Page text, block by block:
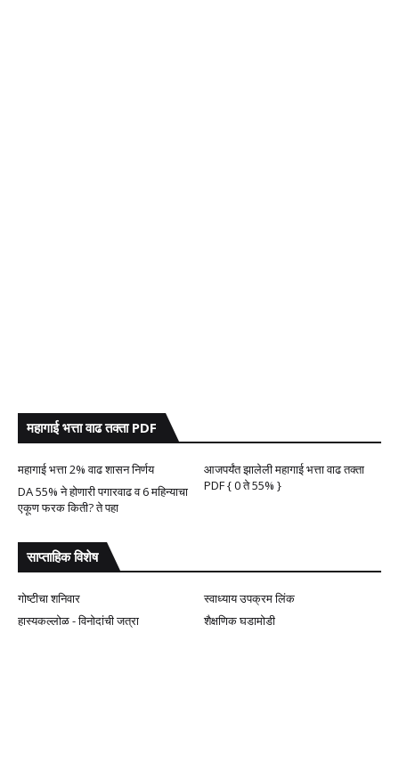
महागाई भत्ता वाढ तक्ता PDF
महागाई भत्ता 2% वाढ शासन निर्णय
आजपर्यंत झालेली महागाई भत्ता वाढ तक्ता
PDF { 0 ते 55% }
DA 55% ने होणारी पगारवाढ व 6 महिन्याचा
एकूण फरक किती? ते पहा
साप्ताहिक विशेष
गोष्टीचा शनिवार
स्वाध्याय उपक्रम लिंक
हास्यकल्लोळ - विनोदांची जत्रा
शैक्षणिक घडामोडी